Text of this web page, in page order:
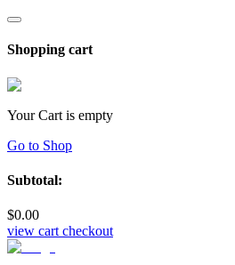
Shopping cart
Your Cart is empty
Go to Shop
Subtotal:
$0.00
view cart checkout